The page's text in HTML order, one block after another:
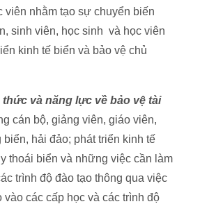
viên nhằm tạo sự chuyển biến
sinh viên, học sinh và học viên
kinh tế biển và bảo vệ chủ
và năng lực về bảo vệ tài
cán bộ, giảng viên, giáo viên,
hải đảo; phát triển kinh tế
thoái biển và những việc cần làm
trình độ đào tạo thông qua việc
các cấp học và các trình độ